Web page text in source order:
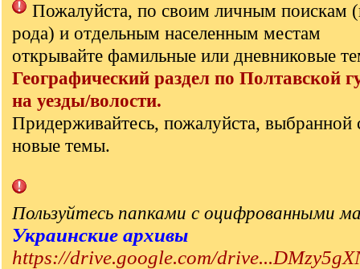
Пожалуйста, по своим личным поискам
рода) и отдельным населенным местам
открывайте фамильные или дневниковые
Географический раздел по Полтавской
на уезды/волости.
Придерживайтесь, пожалуйста, выбранной
новые темы.
Пользуйтесь папками с оцифрованными
Украинские архивы
https://drive.google.com/